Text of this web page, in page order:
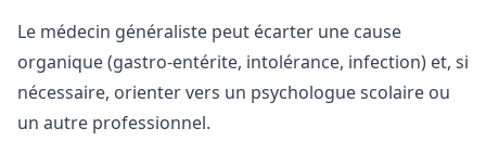
Le médecin généraliste peut écarter une cause
organique (gastro-entérite, intolérance, infection) et, si
nécessaire, orienter vers un psychologue scolaire ou
un autre professionnel.